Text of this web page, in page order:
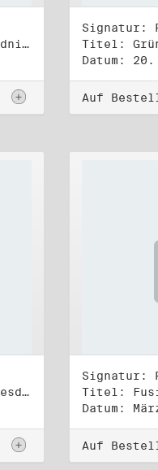
Titel: Unterlagen des "Bündnis 90/Die Grünen - BürgerInnenbewegung", Wahlbündnis zur Bundestagswahl am 2.12.1990 (5)
Signatur:
Datum:
Auf
Titel: 2. Ordentliche Bundesdelegiertenversammlung (16.-17.1.1993)
Signatur:
Datum:
Auf